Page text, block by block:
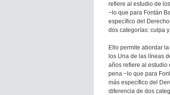
refiere al estudio de
−lo que para Fontán
específico del
dos categorías: culpa
Ello permite abordar
los Una de las líneas
años refiere al estudio
pena −lo que para
más específico del
diferencia de dos